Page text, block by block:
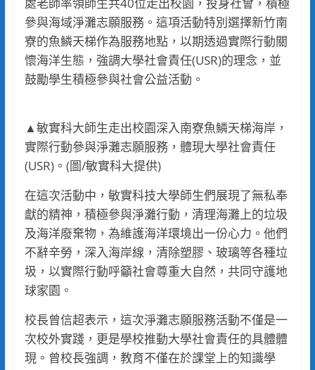
處老師率領師生共40位走出校園，投身社會，積極
參與海域淨灘志願服務。這項活動特別選擇新竹南
寮的魚鱗天梯作為服務地點，以期透過實際行動關
懷海洋生態，強調大學社會責任(USR)的理念，並
鼓勵學生積極參與社會公益活動。
▲敏實科大師生走出校園深入南寮魚鱗天梯海岸，
實際行動參與淨灘志願服務，體現大學社會責任
(USR)。(圖/敏實科大提供)
在這次活動中，敏實科技大學師生們展現了無私奉
獻的精神，積極參與淨灘行動，清理海灘上的垃圾
及海洋廢棄物，為維護海洋環境出一份心力。他們
不辭辛勞，深入海岸線，清除塑膠、玻璃等各種垃
圾，以實際行動呼籲社會尊重大自然，共同守護地
球家園。
校長曾信超表示，這次淨灘志願服務活動不僅是一
次校外實踐，更是學校推動大學社會責任的具體體
現。曾校長強調，教育不僅在於課堂上的知識學